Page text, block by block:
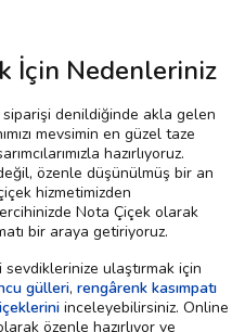
İçin Nedenleriniz
denildiğinde akla gelen
mevsimin en güzel taze
hazırlıyoruz.
özenle düşünülmüş bir an
hizmetimizden
Nota Çiçek olarak
bir araya getiriyoruz.
ulaştırmak için
gülleri, rengârenk kasımpatı
inceleyebilirsiniz. Online
özenle hazırlıyor ve